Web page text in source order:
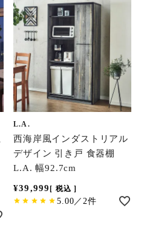
L.A.
西海岸風インダストリアル
デザイン 引き戸 食器棚
L.A. 幅92.7cm
¥39,999 税込
5.00／2件